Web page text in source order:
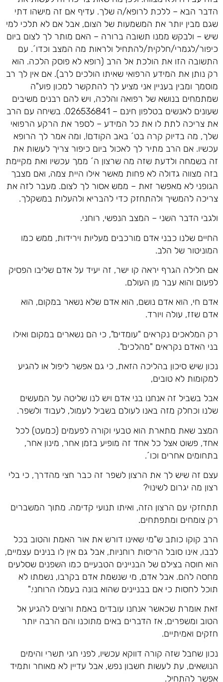
הדבר הבא – ללכת לרופא/ה שלך. עדיף אם זה מישהו דתי
שגם מבין יותר את המשמעות של הצום, אבל אם לא תלכי למי
שיש – ולבקש ממנו תשובה ברורה – האם מותר לך לצום ביום
כיפור/לגמרי/חלקית/להתחיל ולראות מה המצב וכדו´. עם
התשובה הזו את הולכת אל הרב (רופא לא פוסק הלכה. הוא
רק נותן את המידע הרפואי שאיתו הולכים לרב). אם אין לך רב
מוסמך ומבין בעניין אני מציע לך להתקשר למכון פוע"ה
שמתמחים בנושא של רפואה והלכה, ויש להם רבנים משיבים
שעונים לאנשים בטלפון חינם – 026536841. בשיחה עם הרב
את צריכה לתת לו את כל המידע – לספר את הרקע הרפואי
שלך, מה בדיוק קרה בט´ באב הקודם!, ומה אמר לך הרופא
עכשיו. אם הרב מתיר לך לאכול ביום כיפור צריך לעשות את
זה בשמחה ולדעת שזה מה שרצון ה´ ממך עכשיו ואת מקיימת
בזה מצווה גדולה לא פחות מאשר אילו היית צמה, ואם מצבך
הגופני לא מאפשר זאת – ממש אסור לך לצום. מעבר לזה את
צריכה להמשיך ולהתחזק כדי להבריא ולהעלות במשקלך.
ולגבי הדבר השני – המצב הנפשי, רוחני.
החיים שלנו כבני אדם מורכבים מעליות וירידות, ממש כמו
המוניטור של הלב.
אם חלילה הגרף יראה קו ישר, זה יעיד על אדם שליבו הפסיק
לפעום והוא עבר מן העולם.
אדם חי, הוא אדם נושם, הוא אדם שלא נשאר במקום, הוא
אדם שזז, עולה ויורד.
רק המלאכים נקראים "עומדים", כי הם נשארים במקום ואילו
בני האדם נקראים "מהלכים".
נכון שיש סיכון בהליכה הזאת, כי גם אפשר ליפול או להגיע
למקומות לא טובים,
אבל בשביל זה אנחנו בני אדם ויש לנו שליטה על המעשים
שלנו וכחלק מזה באנו לעולם בשביל לעמול, לעבוד ולשפר.
המצב שאת מתארת הוא טבעי וקורה לפעמים (כמעט) לכל
אחד, פשוט אצל כל אחד זה מופיע בזמן אחר, מינון אחר,
בתחומים אחרים וכו´.
עצם זה שיש לך את הרצון לשפר זה כבר חצי מהדרך, כי בלי
רצון מה יגרום לשינוי?
תתחזקי עם הרצון הזה, ואיתו תנועי קדימה. מתוך המשברים
רק צומחים ומתפתחים.
הרב קוקו כותב ש"מי שאינו דורש את אור האמת והטוב בכל
לבבו, אינו סובל הריסות רוחניות, אבל גם אין לו בנינים עצמיים,
הוא חוסה בצילם של הבניינים הטבעיים כמו השפנים שסלעים
מחסה להם. אבל אדם, מי שנשמת אדם בקרבו, נשמתו לא
תוכל לחסות כי אם בבניינים שהוא בונה בעמלו הרוחני."
זאת אומרת שכאשר אנחנו עובדים באמת ורוצים להגיע אל
הטוב ומשפרים, אז הדברים באים מתוכנו והם הרבה יותר
חזקים ואמיתיים.
נכון שחבל שזה קורה דווקא עכשיו, לפני חגי תשרי והימים
הנושאים, עת לעשות חשבון נפש, אבל עדיין לא מאוחר ותמיד
אפשר להתחיל.